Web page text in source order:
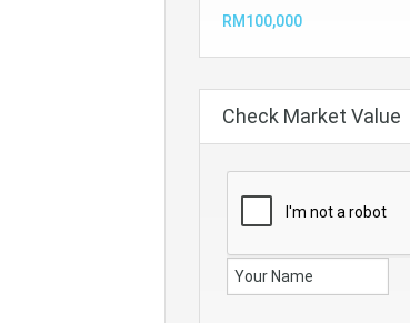
RM100,000
Check Market Value